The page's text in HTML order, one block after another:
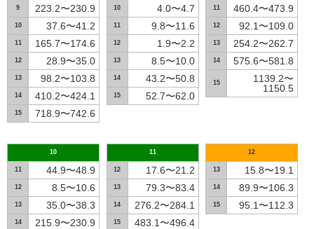
9 223.2〜230.9
10 37.6〜41.2
11 165.7〜174.6
12 28.9〜35.0
13 98.2〜103.8
14 410.2〜424.1
15 718.9〜742.6
10 4.0〜4.7
11 9.8〜11.6
12 1.9〜2.2
13 8.5〜10.0
14 43.2〜50.8
15 52.7〜62.0
11 460.4〜473.9
12 92.1〜109.0
13 254.2〜262.7
14 575.6〜581.8
15
1139.2〜
1150.5
10
11 44.9〜48.9
12 8.5〜10.6
13 35.0〜38.3
14 215.9〜230.9
11
12 17.6〜21.2
13 79.3〜83.4
14 276.2〜284.1
15 483.1〜496.4
12
13 15.8〜19.1
14 89.9〜106.3
15 95.1〜112.3